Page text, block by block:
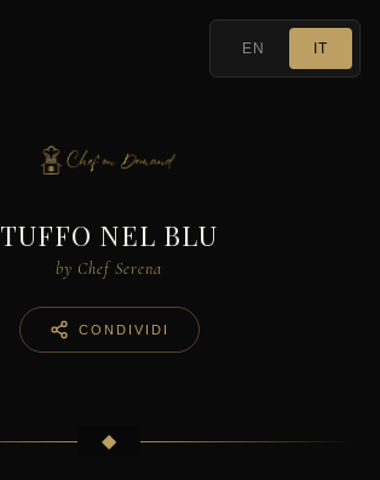
EN IT
TUFFO NEL BLU
by Chef Serena
CONDIVIDI
◆